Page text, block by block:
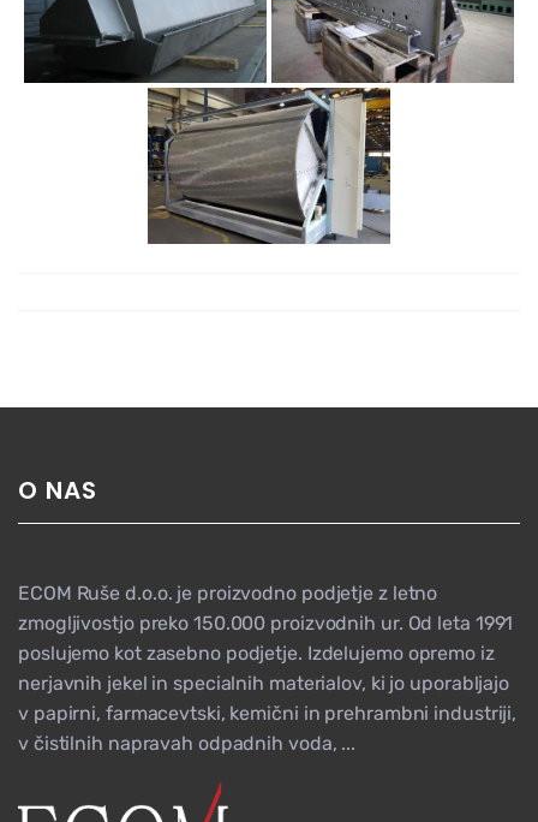
O NAS
ECOM Ruše d.o.o. je proizvodno podjetje z letno
zmogljivostjo preko 150.000 proizvodnih ur. Od leta 1991
poslujemo kot zasebno podjetje. Izdelujemo opremo iz
nerjavnih jekel in specialnih materialov, ki jo uporabljajo
v papirni, farmacevtski, kemični in prehrambni industriji,
v čistilnih napravah odpadnih voda, ...